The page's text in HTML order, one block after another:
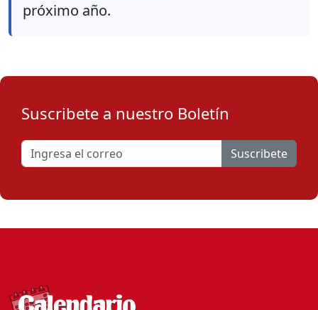
próximo año.
Suscribete a nuestro Boletín
Suscribete